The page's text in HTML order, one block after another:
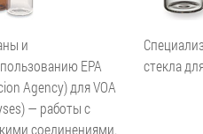
и
EPA
Agency) для VOA
— работы с
соединениями.
стекла